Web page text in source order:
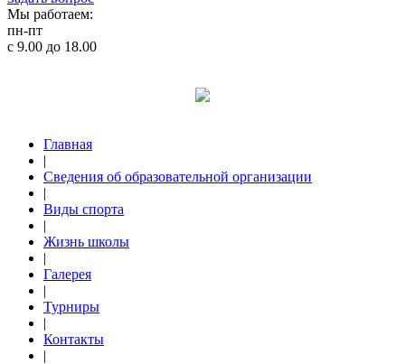
Мы работаем:
пн-пт
с 9.00 до 18.00
Главная
|
Сведения об образовательной организации
|
Виды спорта
|
Жизнь школы
|
Галерея
|
Турниры
|
Контакты
|